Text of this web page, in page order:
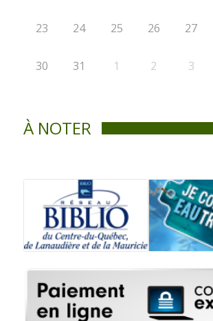
23 24 25 26 27
30 31 1 2 3
À NOTER